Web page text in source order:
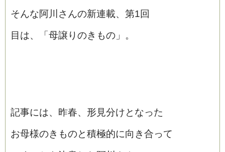
そんな阿川さんの新連載、第1回
目は、「母譲りのきもの」。
記事には、昨春、形見分けとなった
お母様のきものと積極的に向き合って